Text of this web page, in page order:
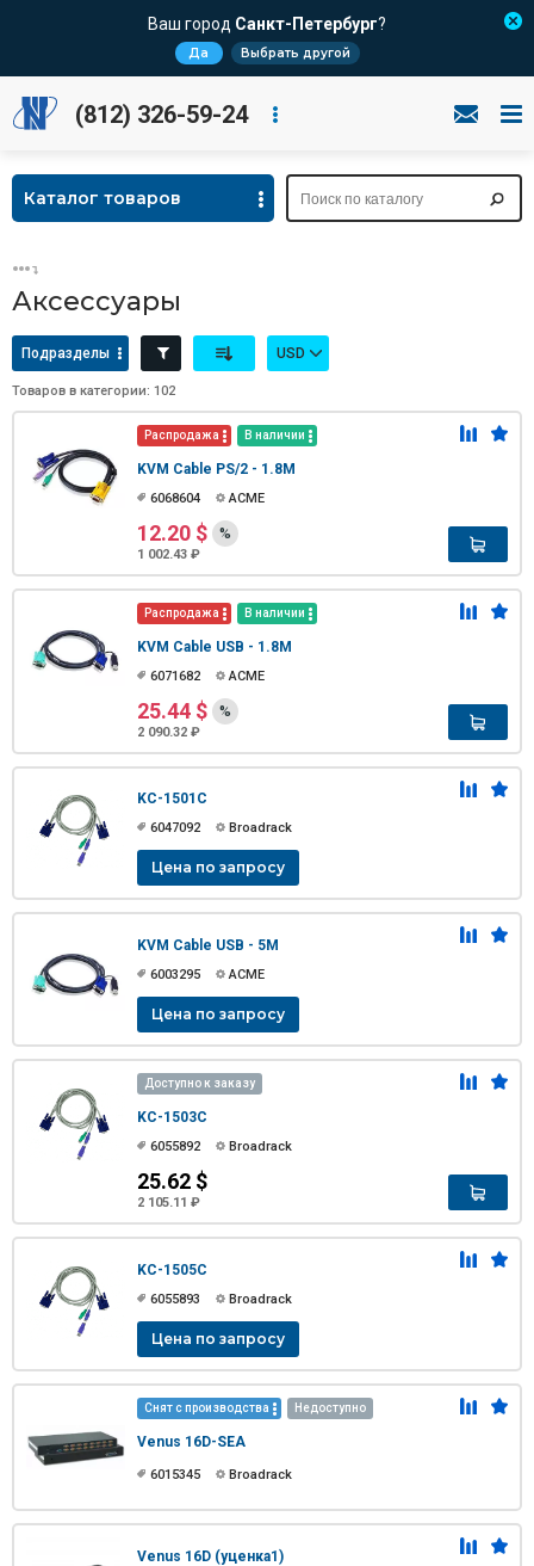
Ваш город Санкт-Петербург?
Да Выбрать другой
(812) 326-59-24
Каталог товаров
Аксессуары
Подразделы USD
Товаров в категории: 102
Распродажа В наличии
KVM Cable PS/2 - 1.8M
6068604 ACME
12.20 $
1 002.43 ₽
%
Распродажа В наличии
KVM Cable USB - 1.8M
6071682 ACME
25.44 $
2 090.32 ₽
%
KC-1501C
6047092 Broadrack
Цена по запросу
KVM Cable USB - 5M
6003295 ACME
Цена по запросу
Доступно к заказу
KC-1503C
6055892 Broadrack
25.62 $
2 105.11 ₽
KC-1505C
6055893 Broadrack
Цена по запросу
Снят с производства Недоступно
Venus 16D-SEA
6015345 Broadrack
Venus 16D (уценка1)